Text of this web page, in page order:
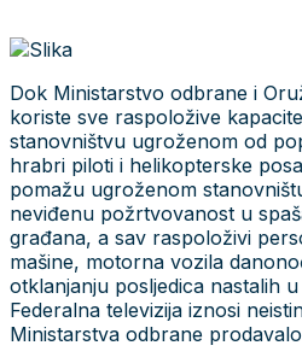
Dok Ministarstvo odbrane i
koriste sve raspoložive
stanovništvu ugroženom od
hrabri piloti i helikopterske
pomažu ugroženom
neviđenu požrtvovanost u
građana, a sav raspoloživi
mašine, motorna vozila
otklanjanju posljedica nastalih
Federalna televizija iznosi
Ministarstva odbrane